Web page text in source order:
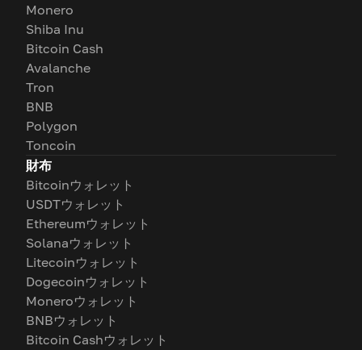
Monero
Shiba Inu
Bitcoin Cash
Avalanche
Tron
BNB
Polygon
Toncoin
財布
Bitcoinウォレット
USDTウォレット
Ethereumウォレット
Solanaウォレット
Litecoinウォレット
Dogecoinウォレット
Moneroウォレット
BNBウォレット
Bitcoin Cashウォレット